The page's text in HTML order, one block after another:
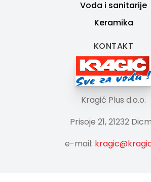
Voda i sanitarije
Keramika
KONTAKT
Kragić Plus d.o.o.
Prisoje 21, 21232
e-mail: